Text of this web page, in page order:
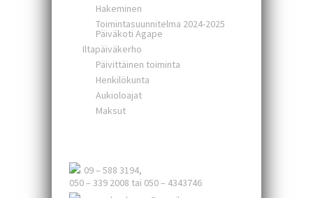
Hakeminen
Toimintasuunnitelma 2024-2025
Päiväkoti Agape
Iltapäiväkerho
Päivittäinen toiminta
Henkilökunta
Aukioloajat
Maksut
09 – 588 3194,
050 – 339 2008 tai 050 – 4343746